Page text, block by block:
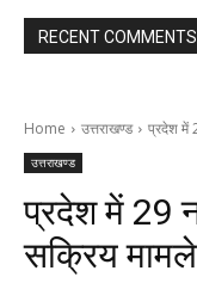
RECENT COMMENTS